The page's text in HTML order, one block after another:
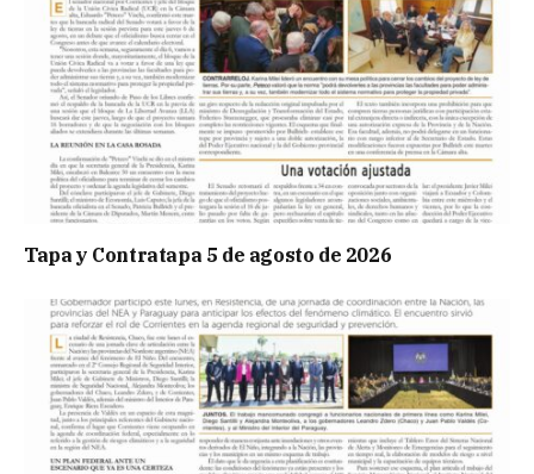
Tapa y Contratapa 5 de agosto de 2026